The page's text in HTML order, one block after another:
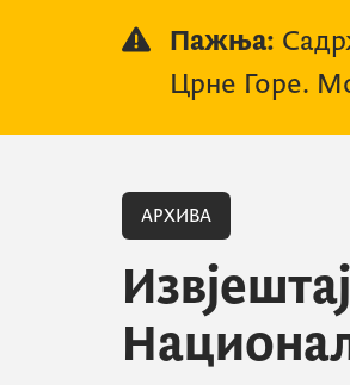
Пажња:
Црне Горе.
АРХИВА